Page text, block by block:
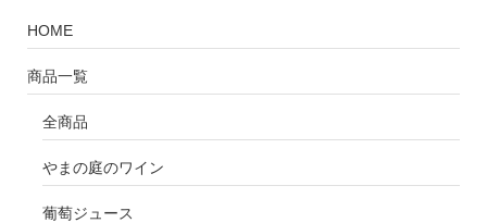
HOME
商品一覧
全商品
やまの庭のワイン
葡萄ジュース